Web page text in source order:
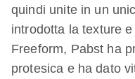
quindi unite in un
introdotta la texture
Freeform, Pabst ha
protesica e ha dato